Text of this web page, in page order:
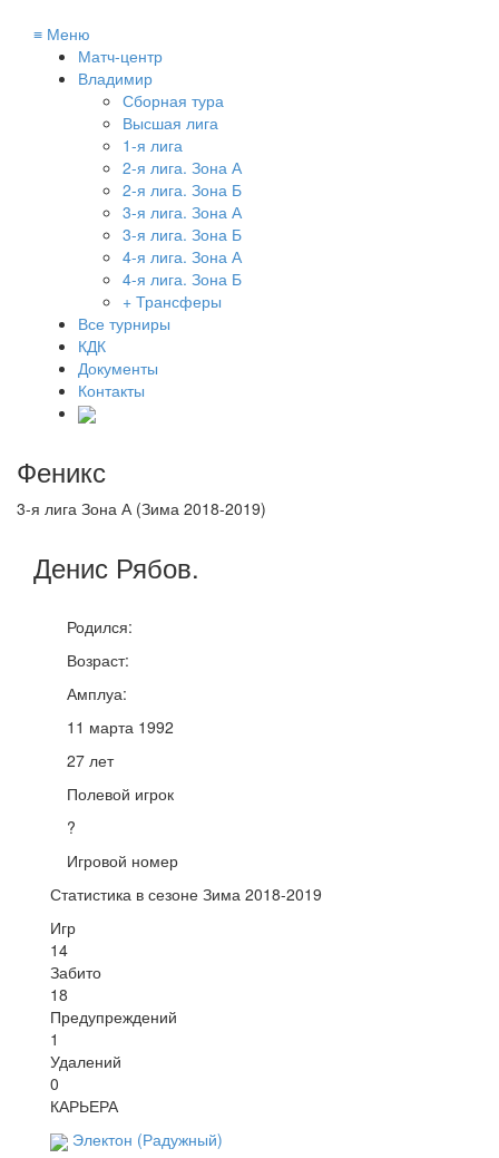
≡ Меню
Матч-центр
Владимир
Сборная тура
Высшая лига
1-я лига
2-я лига. Зона А
2-я лига. Зона Б
3-я лига. Зона А
3-я лига. Зона Б
4-я лига. Зона А
4-я лига. Зона Б
+ Трансферы
Все турниры
КДК
Документы
Контакты
Феникс
3-я лига Зона А (Зима 2018-2019)
Денис Рябов.
Родился:
Возраст:
Амплуа:
11 марта 1992
27 лет
Полевой игрок
?
Игровой номер
Статистика в сезоне Зима 2018-2019
Игр
14
Забито
18
Предупреждений
1
Удалений
0
КАРЬЕРА
Электон (Радужный)